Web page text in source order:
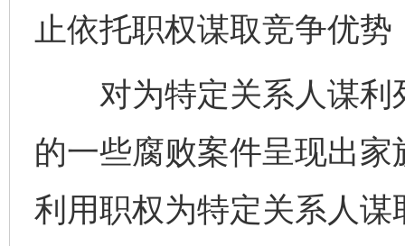
止依托职权谋取竞争优
对为特定关系人谋利
的一些腐败案件呈现出
利用职权为特定关系人